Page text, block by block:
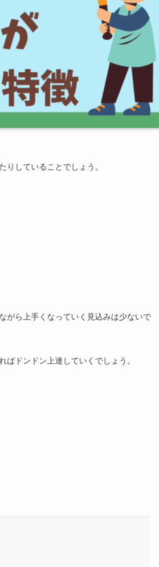
りしていることでしょう。
がら上手くなっていく見込みは少ないで
ドンドン上達していくでしょう。